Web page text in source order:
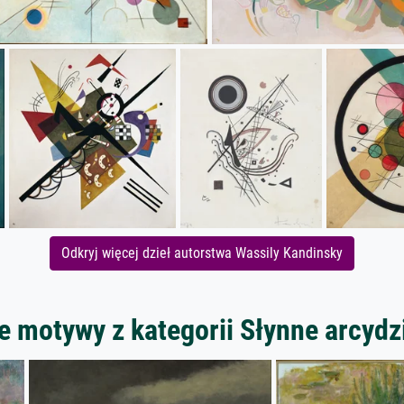
Odkryj więcej dzieł autorstwa Wassily Kandinsky
motywy z kategorii Słynne